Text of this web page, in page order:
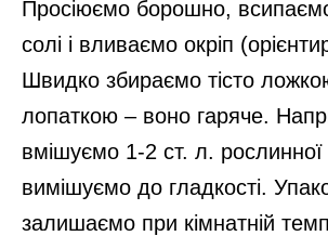
Просіюємо борошно,
солі і вливаємо окріп
Швидко збираємо тісто
лопаткою – воно гаряче.
вмішуємо 1-2 ст. л. рослинної
вимішуємо до гладкості.
залишаємо при кімнатній